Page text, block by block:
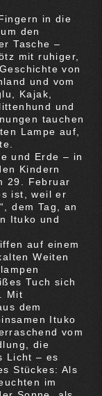
in die
den
Tasche –
mit ruhiger,
von
und vom
Kajak,
und
tauchen
Lampe auf,
und Erde – in
Kindern
29. Februar
ist, weil er
dem Tag, an
Ituko und
auf einem
Weiten
Tuch sich
Mit
dem
Ituko
vom
die
Licht – es
Stückes: Als
im